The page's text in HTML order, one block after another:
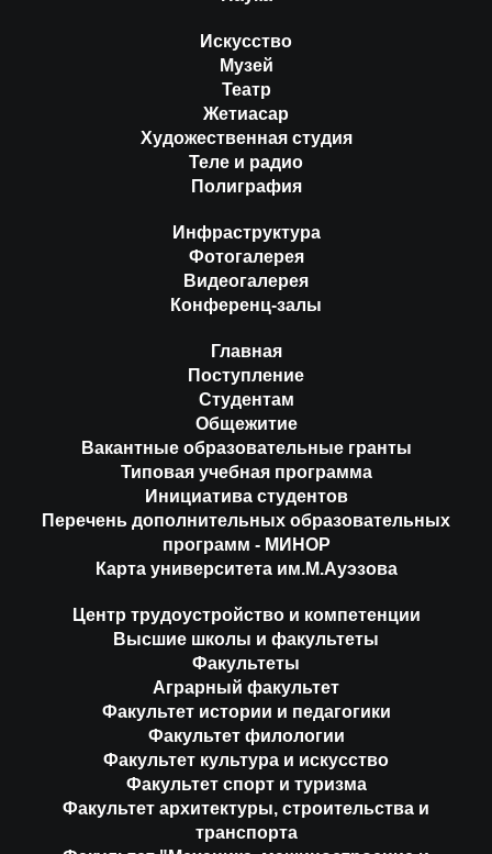
Искусство
Музей
Театр
Жетиасар
Художественная студия
Теле и радио
Полиграфия
Инфраструктура
Фотогалерея
Видеогалерея
Конференц-залы
Главная
Поступление
Студентам
Общежитие
Вакантные образовательные гранты
Типовая учебная программа
Инициатива студентов
Перечень дополнительных образовательных
программ - МИНОР
Карта университета им.М.Ауэзова
Центр трудоустройство и компетенции
Высшие школы и факультеты
Факультеты
Аграрный факультет
Факультет истории и педагогики
Факультет филологии
Факультет культура и искусство
Факультет спорт и туризма
Факультет архитектуры, строительства и
транспорта